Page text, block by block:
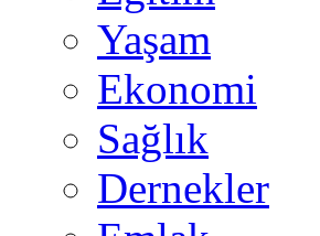
Yaşam
Ekonomi
Sağlık
Dernekler